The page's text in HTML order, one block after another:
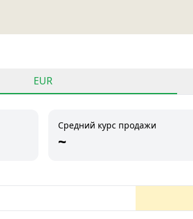
EUR
Средний курс продажи
~